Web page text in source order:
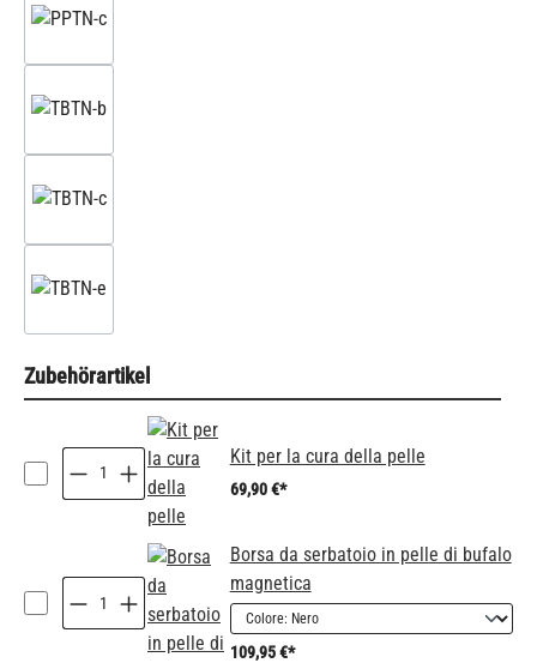
Zubehörartikel
Kit per la cura della pelle
69,90 €*
Borsa da serbatoio in pelle di bufalo
magnetica
109,95 €*